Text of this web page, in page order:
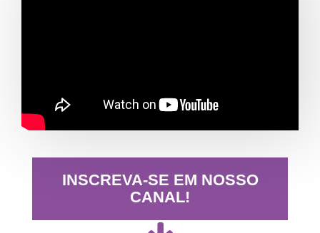
INSCREVA-SE EM NOSSO
CANAL!